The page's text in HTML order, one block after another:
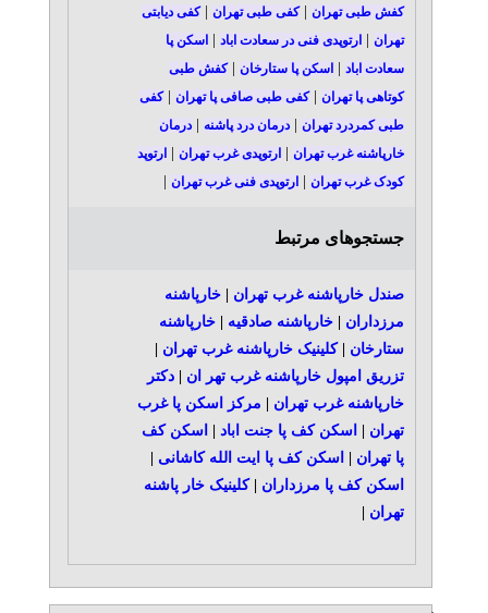
کفش طبی تهران |کفی طبی تهران |کفی دیابتی
تهران |ارتوپدی فنی در سعادت اباد |اسکن پا
سعادت اباد |اسکن پا ستارخان |کفش طبی
کوتاهی پا تهران |کفی طبی صافی پا تهران |کفی
طبی کمردرد تهران |درمان درد پاشنه |درمان
خارپاشنه غرب تهران |ارتوپدی غرب تهران |ارتوپد
کودک غرب تهران |ارتوپدی فنی غرب تهران
جستجوهای مرتبط
صندل خارپاشنه غرب تهران |خارپاشنه
مرزداران |خارپاشنه صادقیه |خارپاشنه
ستارخان |کلینیک خارپاشنه غرب تهران
تزریق امپول خارپاشنه غرب تهر ان |دکتر
خارپاشنه غرب تهران
مرکز اسکن پا غرب
تهران
اسکن کف پا جنت اباد
اسکن کف
پا تهران
اسکن کف پا ایت الله کاشانی
اسکن کف پا مرزداران |کلینیک خار پاشنه
تهران